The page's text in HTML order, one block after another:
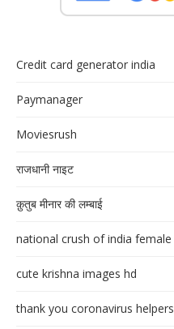
Credit card generator india
Paymanager
Moviesrush
राजधानी नाइट
क़ुतुब मीनार की लम्बाई
national crush of india female
cute krishna images hd
thank you coronavirus helpers